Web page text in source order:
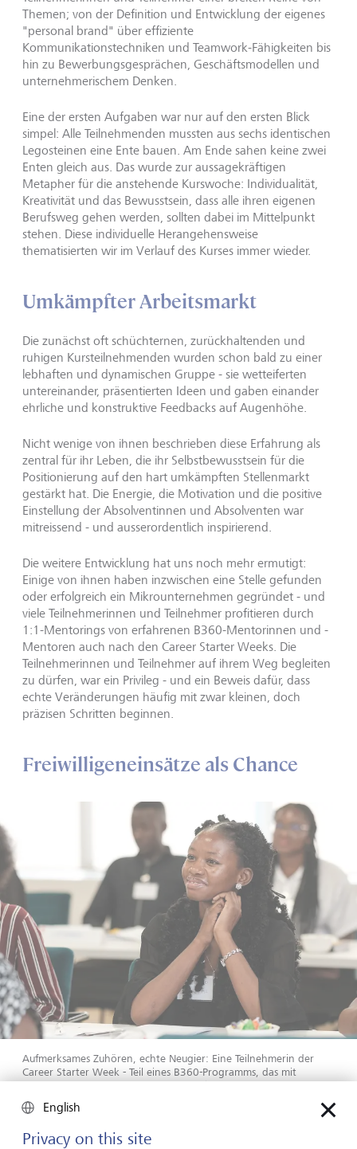
Themen; von der Definition und Entwicklung der eigenes
"personal brand" über effiziente
Kommunikationstechniken und Teamwork-Fähigkeiten bis
hin zu Bewerbungsgesprächen, Geschäftsmodellen und
unternehmerischem Denken.
Eine der ersten Aufgaben war nur auf den ersten Blick
simpel: Alle Teilnehmenden mussten aus sechs identischen
Legosteinen eine Ente bauen. Am Ende sahen keine zwei
Enten gleich aus. Das wurde zur aussagekräftigen
Metapher für die anstehende Kurswoche: Individualität,
Kreativität und das Bewusstsein, dass alle ihren eigenen
Berufsweg gehen werden, sollten dabei im Mittelpunkt
stehen. Diese individuelle Herangehensweise
thematisierten wir im Verlauf des Kurses immer wieder.
Umkämpfter Arbeitsmarkt
Die zunächst oft schüchternen, zurückhaltenden und
ruhigen Kursteilnehmenden wurden schon bald zu einer
lebhaften und dynamischen Gruppe - sie wetteiferten
untereinander, präsentierten Ideen und gaben einander
ehrliche und konstruktive Feedbacks auf Augenhöhe.
Nicht wenige von ihnen beschrieben diese Erfahrung als
zentral für ihr Leben, die ihr Selbstbewusstsein für die
Positionierung auf den hart umkämpften Stellenmarkt
gestärkt hat. Die Energie, die Motivation und die positive
Einstellung der Absolventinnen und Absolventen war
mitreissend - und ausserordentlich inspirierend.
Die weitere Entwicklung hat uns noch mehr ermutigt:
Einige von ihnen haben inzwischen eine Stelle gefunden
oder erfolgreich ein Mikrounternehmen gegründet - und
viele Teilnehmerinnen und Teilnehmer profitieren durch
1:1-Mentorings von erfahrenen B360-Mentorinnen und -
Mentoren auch nach den Career Starter Weeks. Die
Teilnehmerinnen und Teilnehmer auf ihrem Weg begleiten
zu dürfen, war ein Privileg - und ein Beweis dafür, dass
echte Veränderungen häufig mit zwar kleinen, doch
präzisen Schritten beginnen.
Freiwilligeneinsätze als Chance
Aufmerksames Zuhören, echte Neugier: Eine Teilnehmerin der
Career Starter Week - Teil eines B360-Programms, das mit
Unterstützung der LGT Perspektiven schafft.
sondern auch mit der
English
Privacy on this site